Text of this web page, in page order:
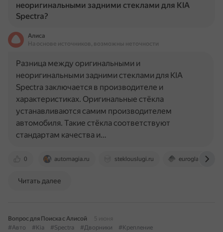
неоригинальными задними стеклами для KIA
Spectra?
Алиса
На основе источников, возможны неточности
0 automagia.ru steklouslugi.ru euroglass.ru
Разница между оригинальными и
неоригинальными задними стеклами для KIA
Spectra заключается в производителе и
характеристиках. Оригинальные стёкла
устанавливаются самим производителем
автомобиля. Такие стёкла соответствуют
стандартам качества и…
Читать далее
Вопрос для Поиска с Алисой
5 июня
#Авто
#Kia #Spectra #Дворники #Крепление